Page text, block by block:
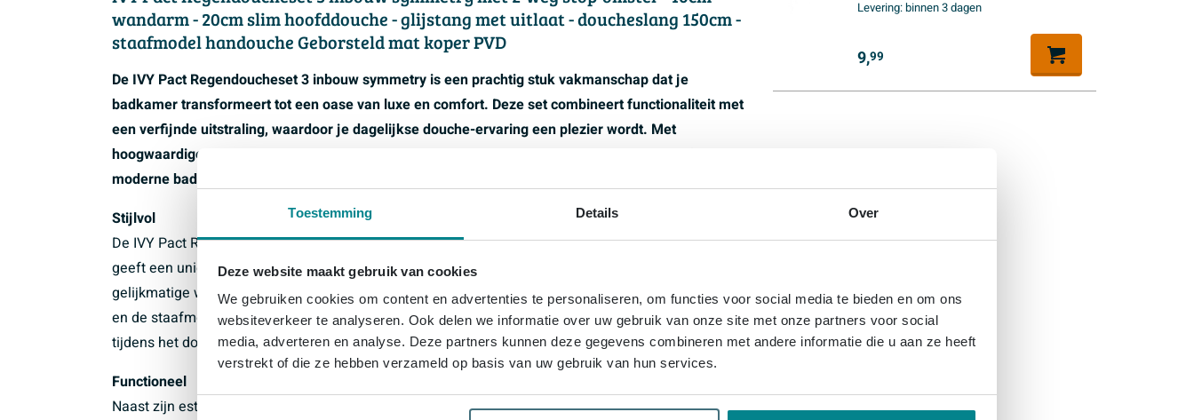
Toestemming Details Over
Deze website maakt gebruik van cookies
We gebruiken cookies om content en advertenties te personaliseren, om functies voor social media te bieden en om ons
websiteverkeer te analyseren. Ook delen we informatie over uw gebruik van onze site met onze partners voor social
media, adverteren en analyse. Deze partners kunnen deze gegevens combineren met andere informatie die u aan ze heeft
verstrekt of die ze hebben verzameld op basis van uw gebruik van hun services.
wandarm - 20cm slim hoofddouche - glijstang met uitlaat - doucheslang 150cm -
staafmodel handouche Geborsteld mat koper PVD
De IVY Pact Regendoucheset 3 inbouw symmetry is een prachtig stuk vakmanschap dat je
badkamer transformeert tot een oase van luxe en comfort. Deze set combineert functionaliteit met
een verfijnde uitstraling, waardoor je dagelijkse douche-ervaring een plezier wordt. Met
hoogwaardige materialen en een stijlvol ontwerp is deze doucheset een must-have voor elke
moderne badkamer.
Stijlvol
De IVY Pact Regendoucheset straalt elegantie en stijl uit. Het geborsteld mat koper PVD afwerking
geeft een unieke en luxe uitstraling aan de set. De 20cm slim hoofddouche zorgt voor een
gelijkmatige waterverdeling en een ontspannende regendouche-ervaring. De glijstang met uitlaat
en de staafmodel handdouche completeren het geheel en bieden extra gemak en flexibiliteit
tijdens het douchen.
Functioneel
Naast zijn esthetische waarde is de IVY Pact Regendoucheset ook zeer functioneel. De 2-weg stop-
Levering:binnen 3 dagen
9,99